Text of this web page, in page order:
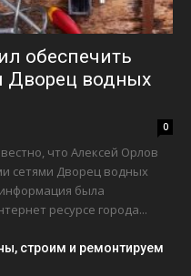
обеспечить
Дворец водных
0
что Алексей Орлов
сетями Дворец водных
была
ресурсе города...
строим и ремонтируем